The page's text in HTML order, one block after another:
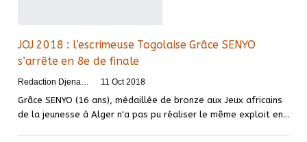
JOJ 2018 : l’escrimeuse Togolaise Grâce SENYO
s’arrête en 8e de finale
Redaction DjenaSport 11 Oct 2018
Grâce SENYO (16 ans), médaillée de bronze aux Jeux africains
de la jeunesse à Alger n'a pas pu réaliser le même exploit en…